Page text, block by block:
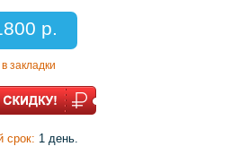
р.
закладки
срок: 1 день.